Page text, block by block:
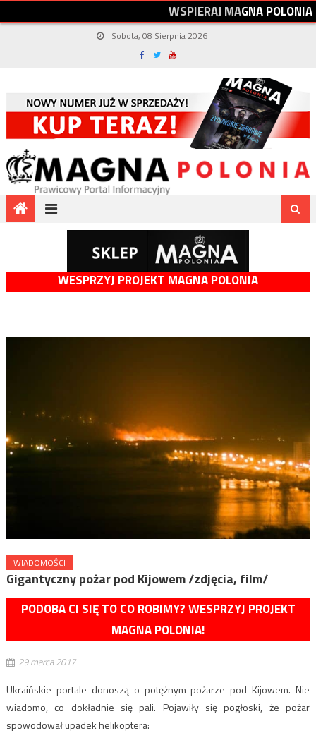
WSPIERAJMAGNAPOLONIA
Sobota, 08 Sierpnia 2026
WESPRZYJ PROJEKT MAGNA POLONIA
WIADOMOŚCI
Gigantyczny pożar pod Kijowem /zdjęcia, film/
PODOBA CI SIĘ TO CO ROBIMY? WESPRZYJ PROJEKT
MAGNA POLONIA!
29 marca 2017
Ukraińskie portale donoszą o potężnym pożarze pod Kijowem. Nie
wiadomo, co dokładnie się pali. Pojawiły się pogłoski, że pożar
spowodował upadek helikoptera: